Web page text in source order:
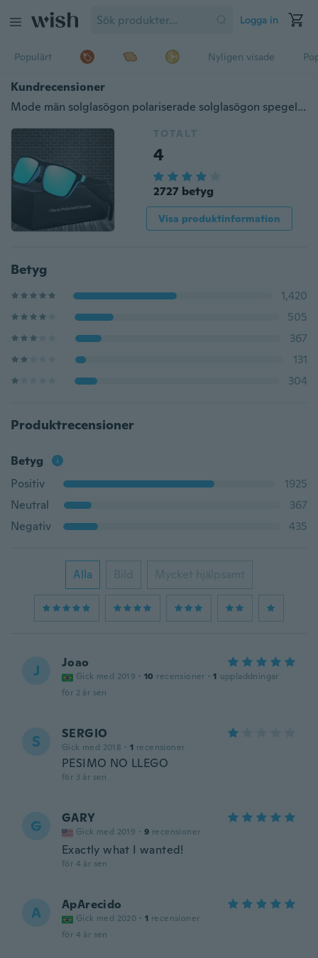
Logga in
Populärt Nyligen visade
Kundrecensioner
Mode män solglasögon polariserade solglasögon spegel lins klassiska vintage manliga nyanser Oculos De Sol UV400
TOTALT
4
2727 betyg
Visa produktinformation
Betyg
1,420
505
367
131
304
Produktrecensioner
Betyg
Positiv
1925
Neutral
367
Negativ
435
Alla Bild Mycket hjälpsamt
J Joao
Gick med 2019 · 10 recensioner · 1 uppladdningar
för 2 år sen
S SERGIO
Gick med 2018 · 1 recensioner
PESIMO NO LLEGO
för 3 år sen
G GARY
Gick med 2019 · 9 recensioner
Exactly what I wanted!
för 4 år sen
A ApArecido
Gick med 2020 · 1 recensioner
för 4 år sen